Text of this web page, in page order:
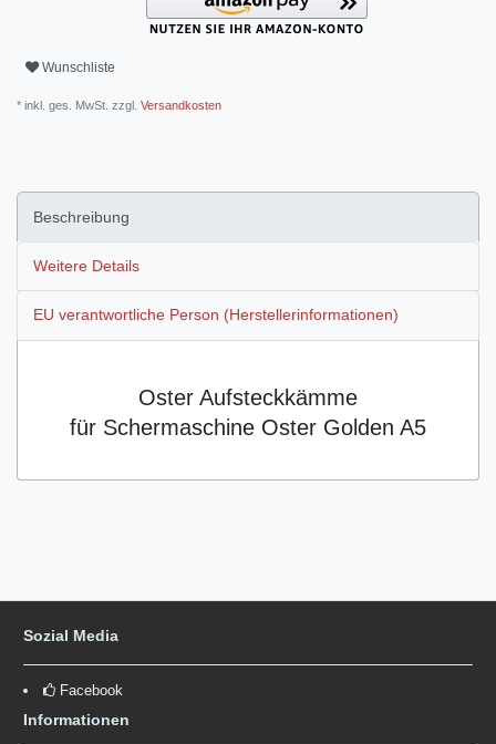
Wunschliste
* inkl. ges. MwSt. zzgl. Versandkosten
Beschreibung
Weitere Details
EU verantwortliche Person (Herstellerinformationen)
Oster Aufsteckkämme
für Schermaschine Oster Golden A5
Sozial Media
Facebook
Informationen